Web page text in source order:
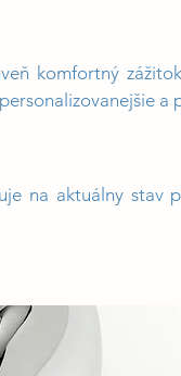
komfortný
a
na aktuálny stav